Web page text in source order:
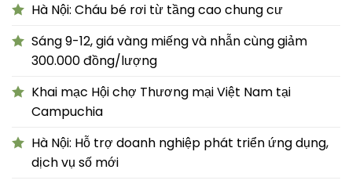
Hà Nội: Cháu bé rơi từ tầng cao chung cư
Sáng 9-12, giá vàng miếng và nhẫn cùng giảm
300.000 đồng/lượng
Khai mạc Hội chợ Thương mại Việt Nam tại
Campuchia
Hà Nội: Hỗ trợ doanh nghiệp phát triển ứng dụng,
dịch vụ số mới